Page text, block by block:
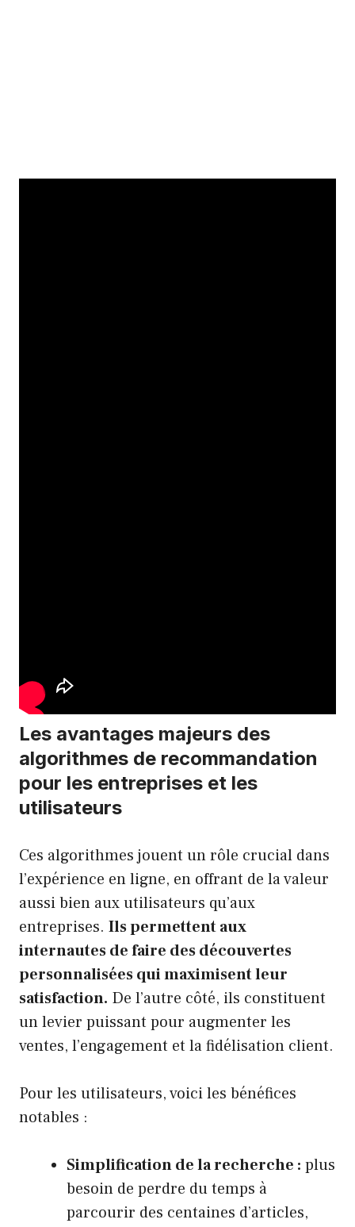
Les avantages majeurs des
algorithmes de recommandation
pour les entreprises et les
utilisateurs
Ces algorithmes jouent un rôle crucial dans
l’expérience en ligne, en offrant de la valeur
aussi bien aux utilisateurs qu’aux
entreprises. Ils permettent aux
internautes de faire des découvertes
personnalisées qui maximisent leur
satisfaction. De l’autre côté, ils constituent
un levier puissant pour augmenter les
ventes, l’engagement et la fidélisation client.
Pour les utilisateurs, voici les bénéfices
notables :
Simplification de la recherche : plus
besoin de perdre du temps à
parcourir des centaines d’articles,